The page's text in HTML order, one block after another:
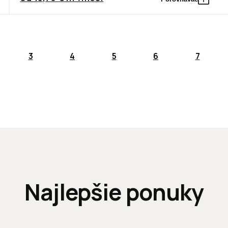
3 4 5 6 7
Najlepšie ponuky